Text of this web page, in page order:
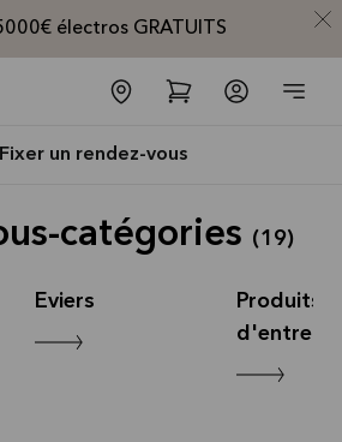
électros GRATUITS
Fixer un rendez-vous
catégories (19)
Eviers
Produits